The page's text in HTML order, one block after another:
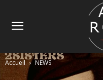
Accueil NEWS